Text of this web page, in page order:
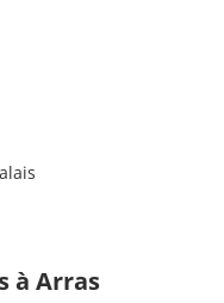
à Arras